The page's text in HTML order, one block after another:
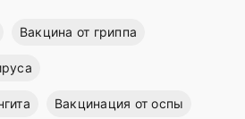
Вакцина от гриппа
Вакцинация от оспы